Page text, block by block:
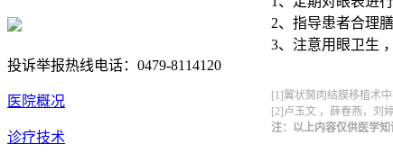
2、指导患者合理
3、注意用眼卫生
[1]翼状胬肉结膜移植术中
[2]卢玉文 ，薛春燕，刘
注：以上内容仅供医学
投诉举报热线电话：0479-8114120
医院概况
诊疗技术